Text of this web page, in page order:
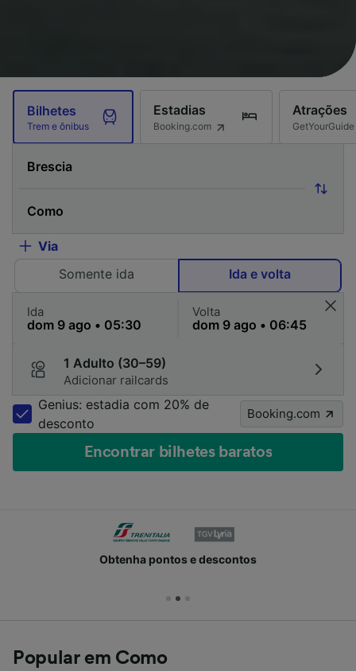
Bilhetes
Trem e ônibus
Estadias
Booking.com
Atrações
GetYourGuide
Via
Somente ida
Ida e volta
Ida Volta
1 Adulto (30–59)
Adicionar railcards
Genius: estadia com 20% de
desconto
Booking.com
Encontrar bilhetes baratos
Obtenha pontos e descontos
Popular em Como